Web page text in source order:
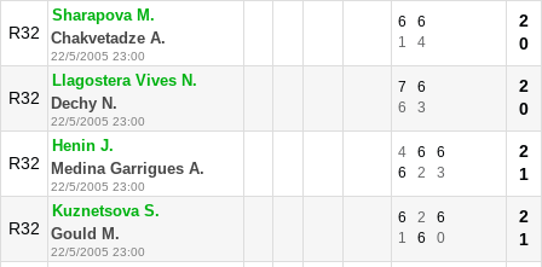
R32
Sharapova M.
Chakvetadze A.
22/5/2005 23:00
6
6
1
4
2
0
R32
Llagostera Vives N.
Dechy N.
22/5/2005 23:00
7
6
6
3
2
0
R32
Henin J.
Medina Garrigues A.
22/5/2005 23:00
4 6
6
6
2 3
2
1
R32
Kuznetsova S.
Gould M.
22/5/2005 23:00
6 2
6
1
6 0
2
1